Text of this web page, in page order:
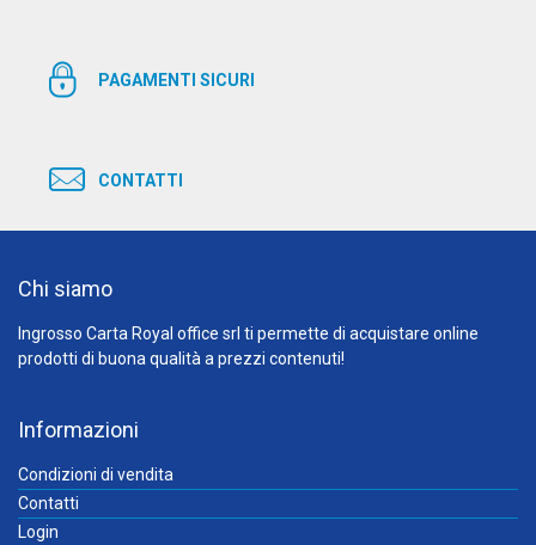
PAGAMENTI SICURI
CONTATTI
Chi siamo
Ingrosso Carta Royal office srl ti permette di acquistare online
prodotti di buona qualità a prezzi contenuti!
Informazioni
Condizioni di vendita
Contatti
Login